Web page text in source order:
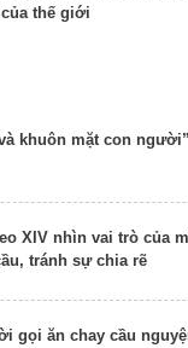
thế giới
khuôn mặt con
XIV nhìn vai trò của
tránh sự chia rẽ
gọi ăn chay cầu